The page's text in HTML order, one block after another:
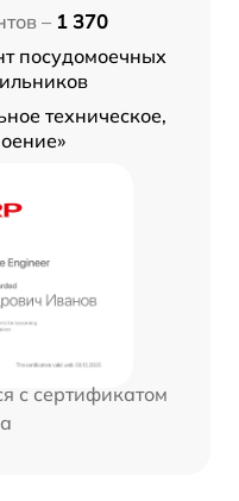
– 1 370
посудомоечных
техническое,
с сертификатом